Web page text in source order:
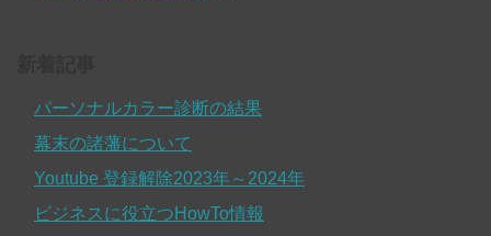
パーソナルカラー診断の結果
幕末の諸藩について
Youtube 登録解除2023年～2024年
ビジネスに役立つHowTo情報